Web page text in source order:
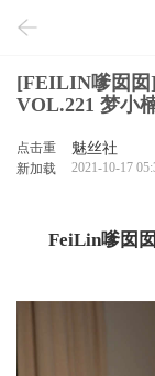
[FEILIN嗲囡囡
VOL.221 梦小
点击重
新加载
魅丝社
2021-10-17
FeiLin嗲囡